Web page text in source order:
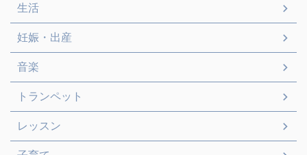
生活
妊娠・出産
音楽
トランペット
レッスン